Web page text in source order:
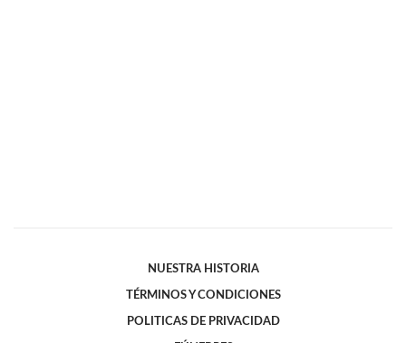
NUESTRA HISTORIA
TÉRMINOS Y CONDICIONES
POLITICAS DE PRIVACIDAD